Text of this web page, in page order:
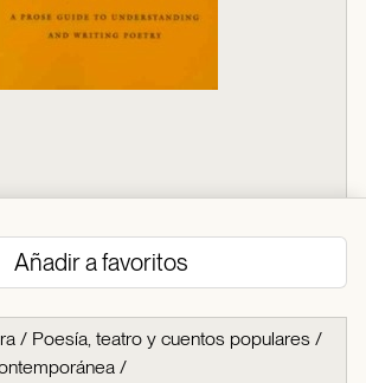
Añadir a favoritos
/ Poesía, teatro y cuentos populares /
/